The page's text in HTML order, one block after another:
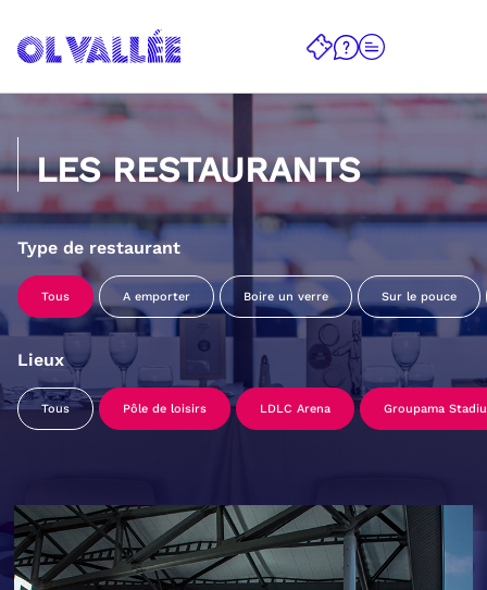
LES RESTAURANTS
Type de restaurant
Tous A emporter Boire un verre Sur le pouce
Lieux
Tous Pôle de loisirs LDLC Arena Groupama